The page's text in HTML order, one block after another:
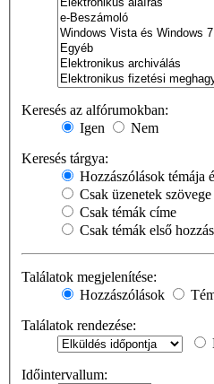
Keresés az alfórumokban:
Igen
Nem
Keresés tárgya:
Hozzászólások témája
Csak üzenetek szövege
Csak témák címe
Csak témák első
Találatok megjelenítése:
Hozzászólások
Találatok rendezése:
Időintervallum: